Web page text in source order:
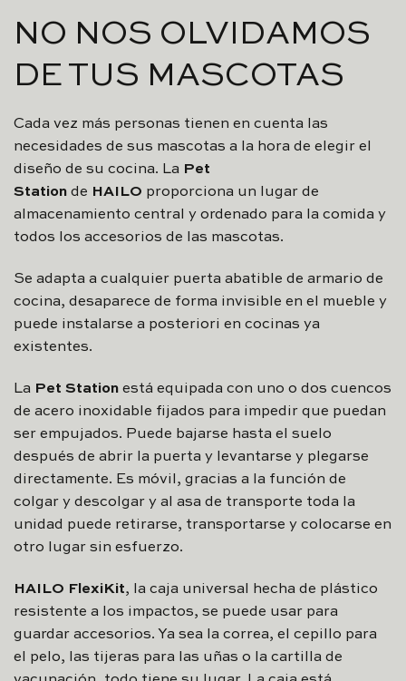
NO NOS OLVIDAMOS
DE TUS MASCOTAS
Cada vez más personas tienen en cuenta las
necesidades de sus mascotas a la hora de elegir el
diseño de su cocina. La Pet
Station de HAILO proporciona un lugar de
almacenamiento central y ordenado para la comida y
todos los accesorios de las mascotas.
Se adapta a cualquier puerta abatible de armario de
cocina, desaparece de forma invisible en el mueble y
puede instalarse a posteriori en cocinas ya
existentes.
La Pet Station está equipada con uno o dos cuencos
de acero inoxidable fijados para impedir que puedan
ser empujados. Puede bajarse hasta el suelo
después de abrir la puerta y levantarse y plegarse
directamente. Es móvil, gracias a la función de
colgar y descolgar y al asa de transporte toda la
unidad puede retirarse, transportarse y colocarse en
otro lugar sin esfuerzo.
HAILO FlexiKit, la caja universal hecha de plástico
resistente a los impactos, se puede usar para
guardar accesorios. Ya sea la correa, el cepillo para
el pelo, las tijeras para las uñas o la cartilla de